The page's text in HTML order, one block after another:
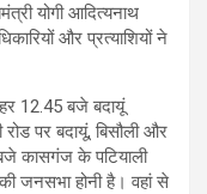
योगी आदित्यनाथ
और प्रत्याशियों ने
12.45 बजे बदायूं
पर बदायूं, बिसौली और
कासगंज के पटियाली
जनसभा होनी है। वहां से